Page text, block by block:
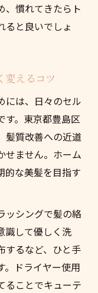
、慣れてきたらト
ると良いでしょ
変えるコツ
には、日々のセル
す。東京都豊島区
髪質改善への近道
せません。ホーム
的な美髪を目指す
ッシングで髪の絡
識して優しく洗
するなど、ひと手
。ドライヤー使用
ることでキューテ